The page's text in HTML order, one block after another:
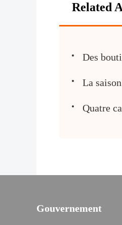
Related
Des
​La
Quatre
Gouvernement